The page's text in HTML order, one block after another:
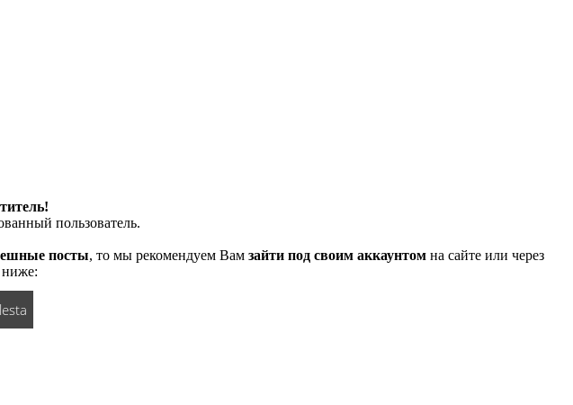
пользователь.
посты, то мы рекомендуем Вам зайти под своим аккаунтомна сайте или через
ниже: